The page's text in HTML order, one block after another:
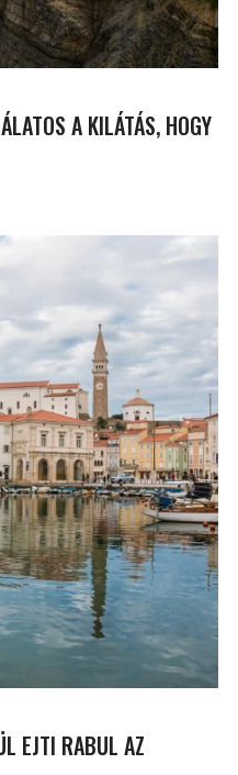
A KILÁTÁS, HOGY
EJTI RABUL AZ